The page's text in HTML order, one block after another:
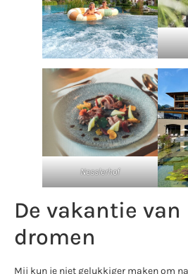
Nesslerhof
De vakantie
dromen
Mij kun je niet gelukkiger maken om